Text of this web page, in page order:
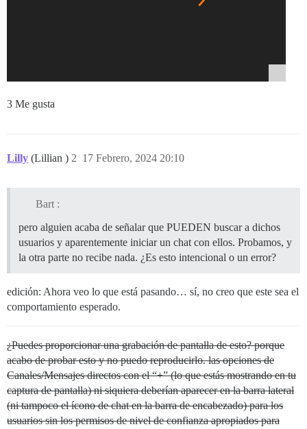
3 Me gusta
Lilly (Lillian ) 17 Febrero, 2024 20:10
2
Bart :
pero alguien acaba de señalar que PUEDEN buscar a dichos
usuarios y aparentemente iniciar un chat con ellos. Probamos, y
la otra parte no recibe nada. ¿Es esto intencional o un error?
edición: Ahora veo lo que está pasando… sí, no creo que este sea el
comportamiento esperado.
¿Puedes proporcionar una grabación de pantalla de esto? porque
acabo de probar esto y no puedo reproducirlo. las opciones de
Canales/Mensajes directos con el “+” (lo que estás mostrando en tu
captura de pantalla) ni siquiera deberían aparecer en la barra lateral
(ni tampoco el ícono de chat en la barra de encabezado) para los
usuarios sin los permisos de nivel de confianza apropiados para